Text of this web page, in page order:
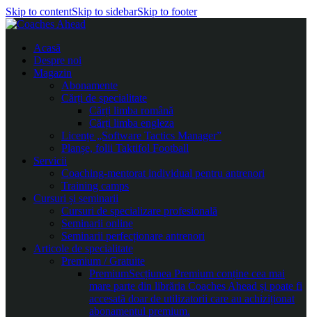
Skip to contentSkip to sidebarSkip to footer
Acasă
Despre noi
Magazin
Abonamente
Cărți de specialitate
Cărți limba română
Cărți limba engleza
Licențe „Software Tactics Manager”
Planșe, folii Taktifol Football
Servicii
Coaching-mentorat individual pentru antrenori
Training camps
Cursuri și seminarii
Cursuri de specializare profesională
Seminarii online
Seminarii perfecționare antrenori
Articole de specialitate
Premium / Gratuite
PremiumSecțiunea Premium conține cea mai
mare parte din librăria Coaches Ahead și poate fi
accesată doar de utilizatorii care au achiziționat
abonamentul premium.